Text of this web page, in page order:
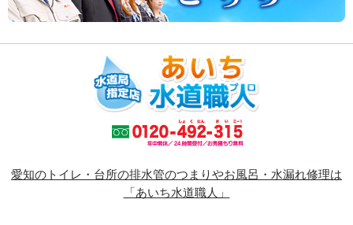
愛知のトイレ・台所の排水管のつまりやお風呂・水漏れ修理は
「あいち水道職人」